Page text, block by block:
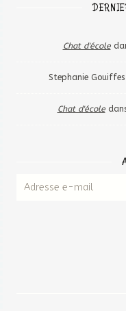
Chat d'école
Stephanie Gouiffes
Chat d'école